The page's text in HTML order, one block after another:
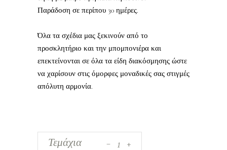
Παράδοση σε περίπου 30 ημέρες.
Όλα τα σχέδια μας ξεκινούν από το
προσκλητήριο και την μπομπονιέρα και
επεκτείνονται σε όλα τα είδη διακόσμησης ώστε
να χαρίσουν στις όμορφες μοναδικές σας στιγμές
απόλυτη αρμονία.
Σετ
Τεμάχια +